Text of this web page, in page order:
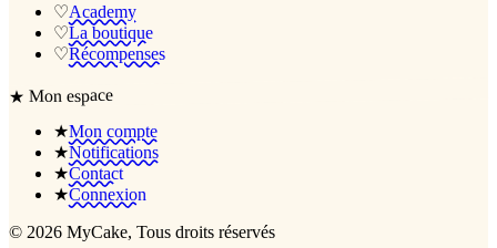
♡Academy
♡La boutique
♡Récompenses
★Mon espace
★Mon compte
★Notifications
★Contact
★Connexion
© 2026 MyCake, Tous droits réservés